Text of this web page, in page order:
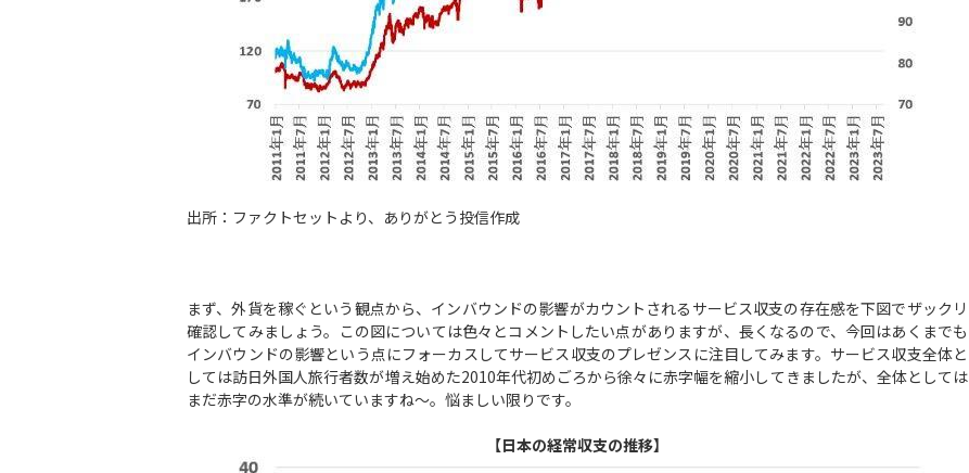
出所：ファクトセットより、ありがとう投信作成
まず、外貨を稼ぐという観点から、インバウンドの影響がカウントされるサービス収支の存在感を下図でザックリ
確認してみましょう。この図については色々とコメントしたい点がありますが、長くなるので、今回はあくまでも
インバウンドの影響という点にフォーカスしてサービス収支のプレゼンスに注目してみます。サービス収支全体と
しては訪日外国人旅行者数が増え始めた2010年代初めごろから徐々に赤字幅を縮小してきましたが、全体としては
まだ赤字の水準が続いていますね～。悩ましい限りです。
【日本の経常収支の推移】